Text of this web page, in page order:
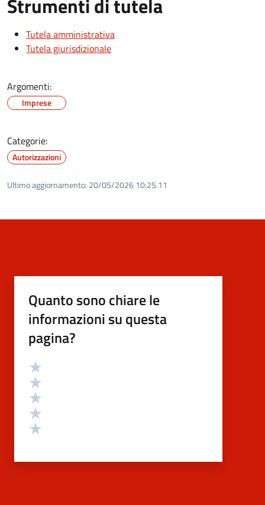
Tutela amministrativa
Tutela giurisdizionale
Argomenti:
Imprese
Categorie:
Autorizzazioni
Ultimo aggiornamento: 20/05/2026 10:25.11
Quanto sono chiare le
informazioni su questa
pagina?
Valutazione